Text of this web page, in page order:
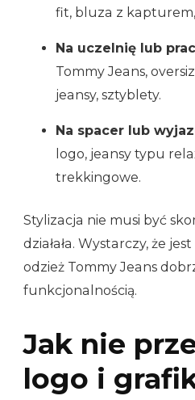
fit, bluza z
Na uczelnię lub
Tommy Jeans,
jeansy, sztyblety.
Na spacer lub
logo, jeansy typu
trekkingowe.
Stylizacja nie musi być
działała. Wystarczy, że
odzież Tommy Jeans
funkcjonalnością.
Jak nie
logo i